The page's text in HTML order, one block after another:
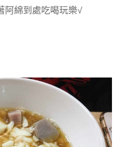
阿綿到處吃喝玩樂√